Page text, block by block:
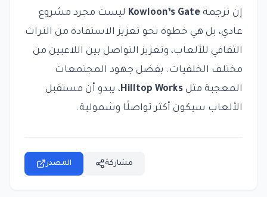
إن ترجمة Kowloon’s Gate ليست مجرد مشروع
عادي، بل هي خطوة نحو تعزيز الاستفادة من التراث
الثقافي للألعاب، وتعزيز التواصل بين اللاعبين من
مختلف الخلفيات. بفضل جهود المجتمعات
المعجبة مثل Hilltop Works، يبدو أن مستقبل
الألعاب سيكون أكثر تواصلًا وشمولية.
المصدر مشاركة